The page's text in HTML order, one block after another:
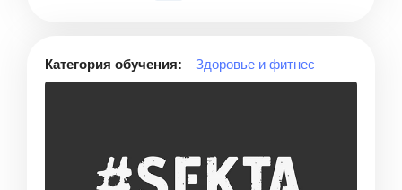
Категория обучения: Здоровье и фитнес